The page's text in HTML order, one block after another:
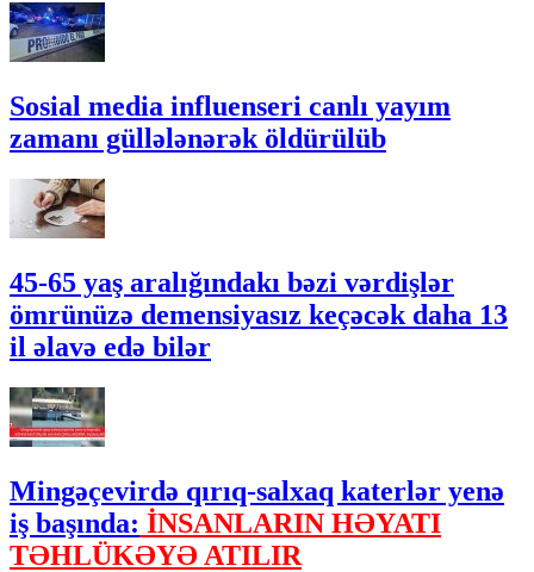
Sosial media influenseri canlı yayım
zamanı güllələnərək öldürülüb
45-65 yaş aralığındakı bəzi vərdişlər
ömrünüzə demensiyasız keçəcək daha 13
il əlavə edə bilər
Mingəçevirdə qırıq-salxaq katerlər yenə
iş başında: İNSANLARIN HƏYATI
TƏHLÜKƏYƏ ATILIR